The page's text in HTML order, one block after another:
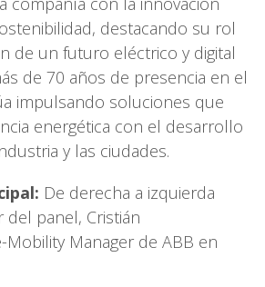
destacando su rol
de un futuro eléctrico y digital
de 70 años de presencia en el
impulsando soluciones que
energética con el desarrollo
y las ciudades.
De derecha a izquierda
panel, Cristián
Manager de ABB en